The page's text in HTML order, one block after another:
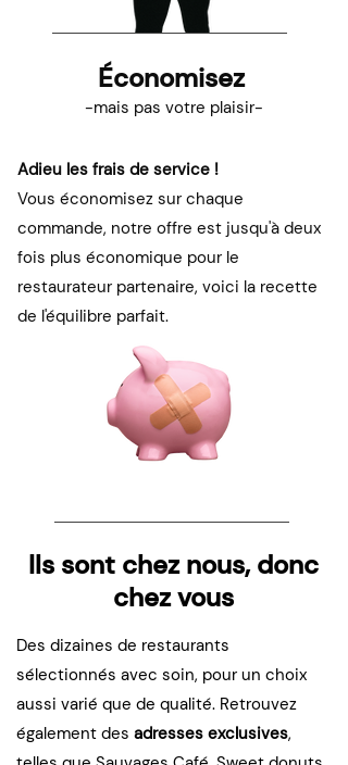
Économisez
-mais pas votre plaisir-
Adieu les frais de service !
Vous économisez sur chaque
commande, notre offre est jusqu'à deux
fois plus économique pour le
restaurateur partenaire, voici la recette
de l'équilibre parfait.
Ils sont chez nous, donc
chez vous
Des dizaines de restaurants
sélectionnés avec soin, pour un choix
aussi varié que de qualité. Retrouvez
également des adresses exclusives,